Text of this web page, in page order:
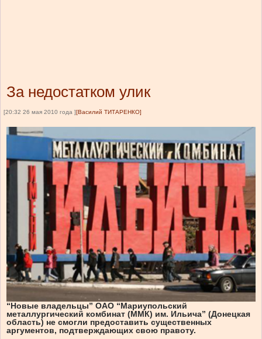
За недостатком улик
[20:32 26 мая 2010 года ] [Василий ТИТАРЕНКО]
“Новые владельцы” ОАО “Мариупольский
металлургический комбинат (ММК) им. Ильича” (Донецкая
область) не смогли предоставить существенных
аргументов, подтверждающих свою правоту.